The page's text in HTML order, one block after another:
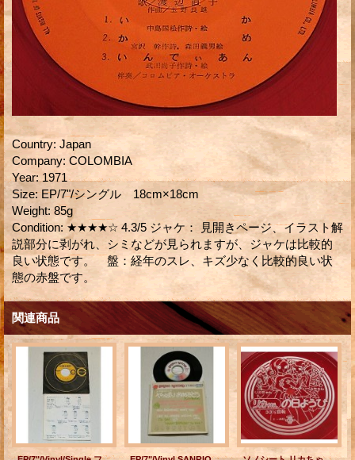
Country: Japan
Company: COLOMBIA
Year: 1971
Size: EP/7"/シングル 18cm×18cm
Weight: 85g
Condition: ★★★★☆ 4.3/5 ジャケ： 見開きページ、イラスト解
説部分に剥がれ、シミなどが見られますが、ジャケは比較的
良い状態です。 盤：経年のスレ、キズ少なく比較的良い状
態の赤盤です。
関連商品